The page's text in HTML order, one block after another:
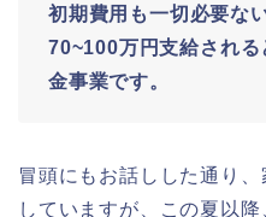
初期費用も一切必要な
70~100万円支給され
金事業です。
冒頭にもお話しした通り
していますが、この夏以